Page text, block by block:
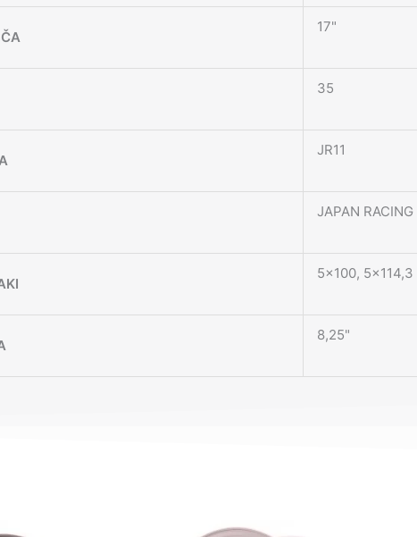
17"
35
JR11
JAPAN RACING
5×100, 5×114,3
8,25"